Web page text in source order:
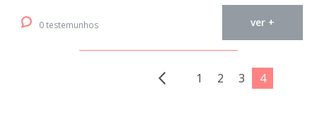
0 testemunhos ver +
1 2 3 4